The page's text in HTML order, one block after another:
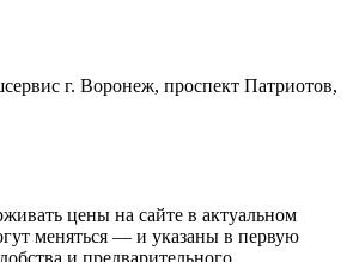
г. Воронеж, проспект Патриотов,
цены на сайте в актуальном
меняться — и указаны в первую